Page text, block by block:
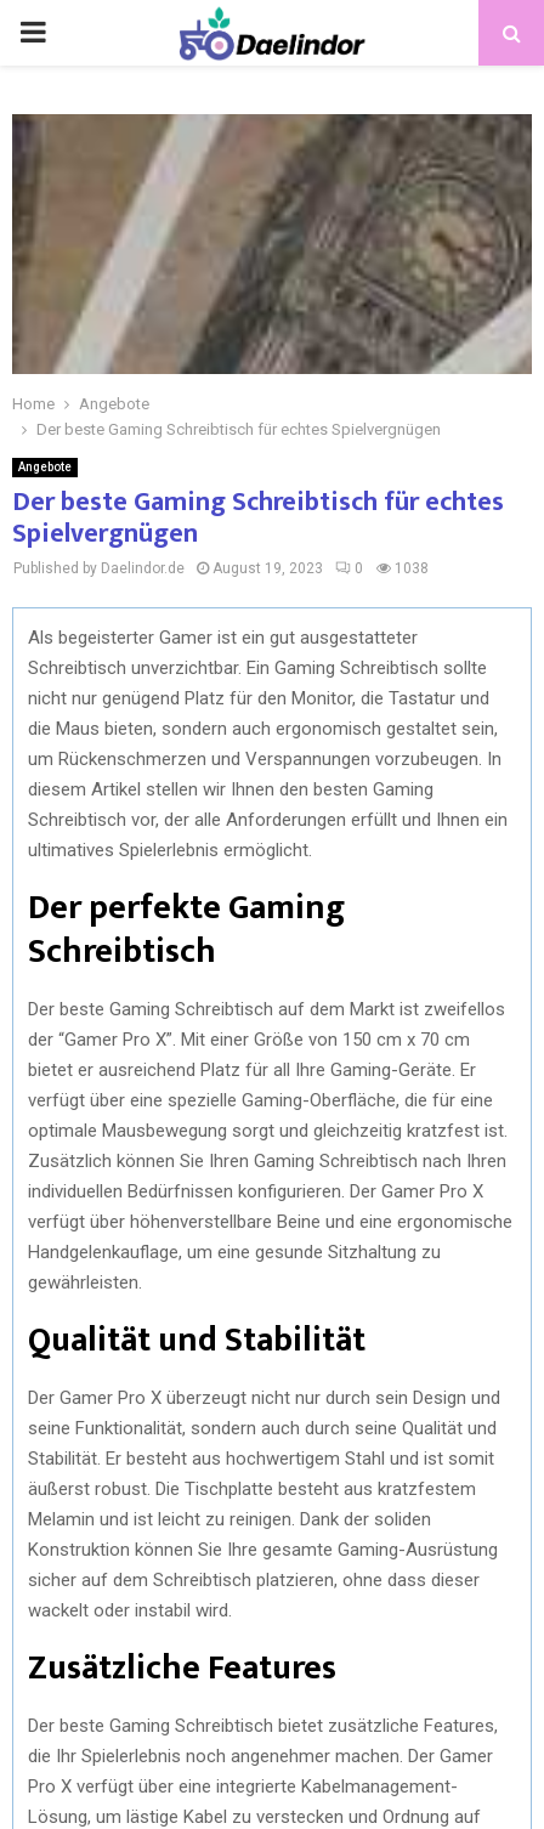
Home
Angebote
Der beste Gaming Schreibtisch für echtes Spielvergnügen
Angebote
Der beste Gaming Schreibtisch für echtes
Spielvergnügen
Published by Daelindor.de August 19, 2023 0 1038
Als begeisterter Gamer ist ein gut ausgestatteter
Schreibtisch unverzichtbar. Ein Gaming Schreibtisch sollte
nicht nur genügend Platz für den Monitor, die Tastatur und
die Maus bieten, sondern auch ergonomisch gestaltet sein,
um Rückenschmerzen und Verspannungen vorzubeugen. In
diesem Artikel stellen wir Ihnen den besten Gaming
Schreibtisch vor, der alle Anforderungen erfüllt und Ihnen ein
ultimatives Spielerlebnis ermöglicht.
Der perfekte Gaming
Schreibtisch
Der beste Gaming Schreibtisch auf dem Markt ist zweifellos
der “Gamer Pro X”. Mit einer Größe von 150 cm x 70 cm
bietet er ausreichend Platz für all Ihre Gaming-Geräte. Er
verfügt über eine spezielle Gaming-Oberfläche, die für eine
optimale Mausbewegung sorgt und gleichzeitig kratzfest ist.
Zusätzlich können Sie Ihren Gaming Schreibtisch nach Ihren
individuellen Bedürfnissen konfigurieren. Der Gamer Pro X
verfügt über höhenverstellbare Beine und eine ergonomische
Handgelenkauflage, um eine gesunde Sitzhaltung zu
gewährleisten.
Qualität und Stabilität
Der Gamer Pro X überzeugt nicht nur durch sein Design und
seine Funktionalität, sondern auch durch seine Qualität und
Stabilität. Er besteht aus hochwertigem Stahl und ist somit
äußerst robust. Die Tischplatte besteht aus kratzfestem
Melamin und ist leicht zu reinigen. Dank der soliden
Konstruktion können Sie Ihre gesamte Gaming-Ausrüstung
sicher auf dem Schreibtisch platzieren, ohne dass dieser
wackelt oder instabil wird.
Zusätzliche Features
Der beste Gaming Schreibtisch bietet zusätzliche Features,
die Ihr Spielerlebnis noch angenehmer machen. Der Gamer
Pro X verfügt über eine integrierte Kabelmanagement-
Lösung, um lästige Kabel zu verstecken und Ordnung auf